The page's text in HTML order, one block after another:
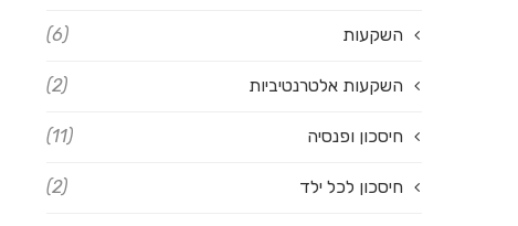
השקעות (6)
השקעות אלטרנטיביות (2)
חיסכון ופנסיה (11)
חיסכון לכל ילד (2)